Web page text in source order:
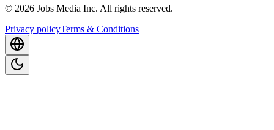
© 2026 Jobs Media Inc. All rights reserved.
Privacy policyTerms & Conditions